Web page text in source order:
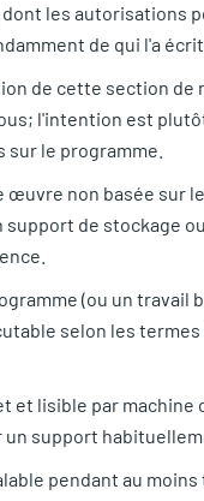
les autorisations
de qui l'a
de cette section
l'intention est
le programme.
œuvre non basée sur
support de stockage
(ou un travail
selon les
et lisible par
support
pendant au